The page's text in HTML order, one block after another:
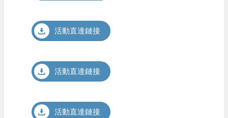
活動直達鏈接
活動直達鏈接
活動直達鏈接